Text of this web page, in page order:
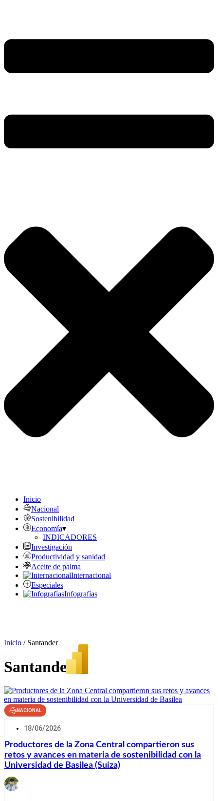
Inicio
Nacional
Sostenibilidad
Economía▾
INDICADORES
Investigación
Productividad y sanidad
Aceite de palma
Internacional
Especiales
Infografías
Inicio / Santander
Santander
NACIONAL
18/06/2026
Productores de la Zona Central compartieron sus
retos y avances en materia de sostenibilidad con la
Universidad de Basilea (Suiza)